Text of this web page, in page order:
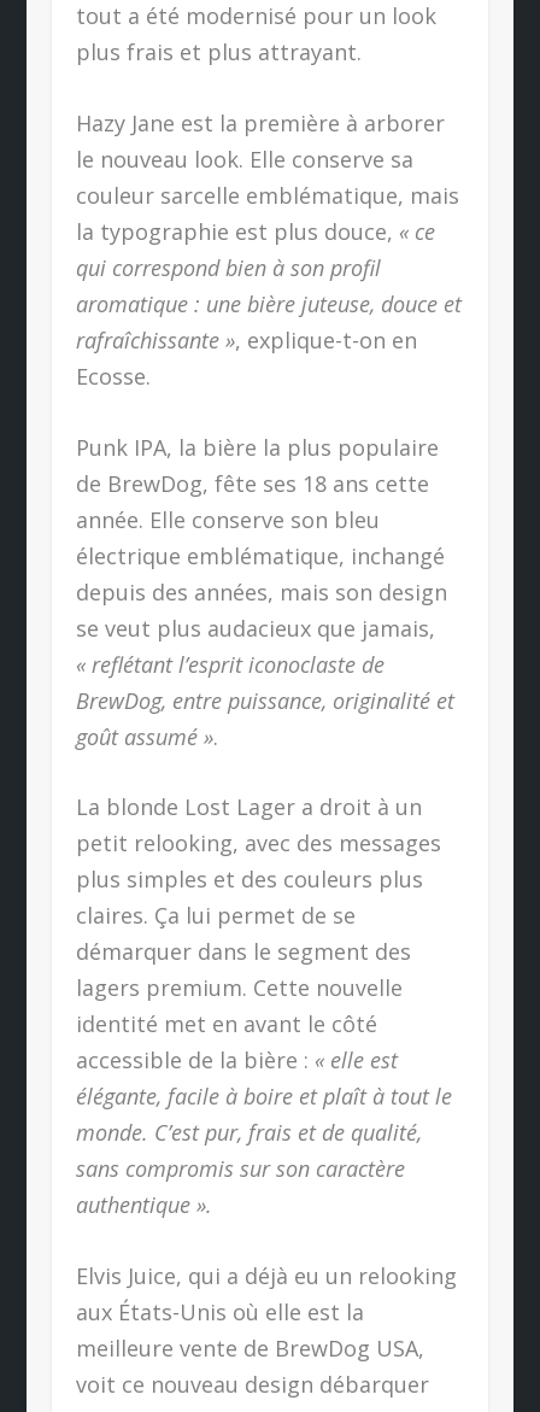
tout a été modernisé pour un look
plus frais et plus attrayant.
Hazy Jane est la première à arborer
le nouveau look. Elle conserve sa
couleur sarcelle emblématique, mais
la typographie est plus douce, « ce
qui correspond bien à son profil
aromatique : une bière juteuse, douce et
rafraîchissante », explique-t-on en
Ecosse.
Punk IPA, la bière la plus populaire
de BrewDog, fête ses 18 ans cette
année. Elle conserve son bleu
électrique emblématique, inchangé
depuis des années, mais son design
se veut plus audacieux que jamais,
« reflétant l’esprit iconoclaste de
BrewDog, entre puissance, originalité et
goût assumé ».
La blonde Lost Lager a droit à un
petit relooking, avec des messages
plus simples et des couleurs plus
claires. Ça lui permet de se
démarquer dans le segment des
lagers premium. Cette nouvelle
identité met en avant le côté
accessible de la bière : « elle est
élégante, facile à boire et plaît à tout le
monde. C’est pur, frais et de qualité,
sans compromis sur son caractère
authentique ».
Elvis Juice, qui a déjà eu un relooking
aux États-Unis où elle est la
meilleure vente de BrewDog USA,
voit ce nouveau design débarquer